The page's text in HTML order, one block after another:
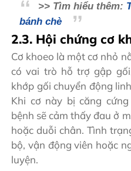
>> Tìm hiểu thêm:
bánh chè
2.3. Hội chứng cơ
Cơ khoeo là một cơ nhỏ
có vai trò hỗ trợ gập
khớp gối chuyển động
Khi cơ này bị căng
bệnh sẽ cảm thấy đau ở
hoặc duỗi chân. Tình
bộ, vận động viên hoặc
luyện.